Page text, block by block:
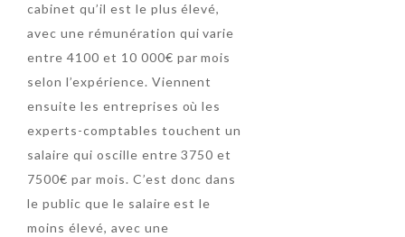
cabinet qu’il est le plus élevé,
avec une rémunération qui varie
entre 4100 et 10 000€ par mois
selon l’expérience. Viennent
ensuite les entreprises où les
experts-comptables touchent un
salaire qui oscille entre 3750 et
7500€ par mois. C’est donc dans
le public que le salaire est le
moins élevé, avec une